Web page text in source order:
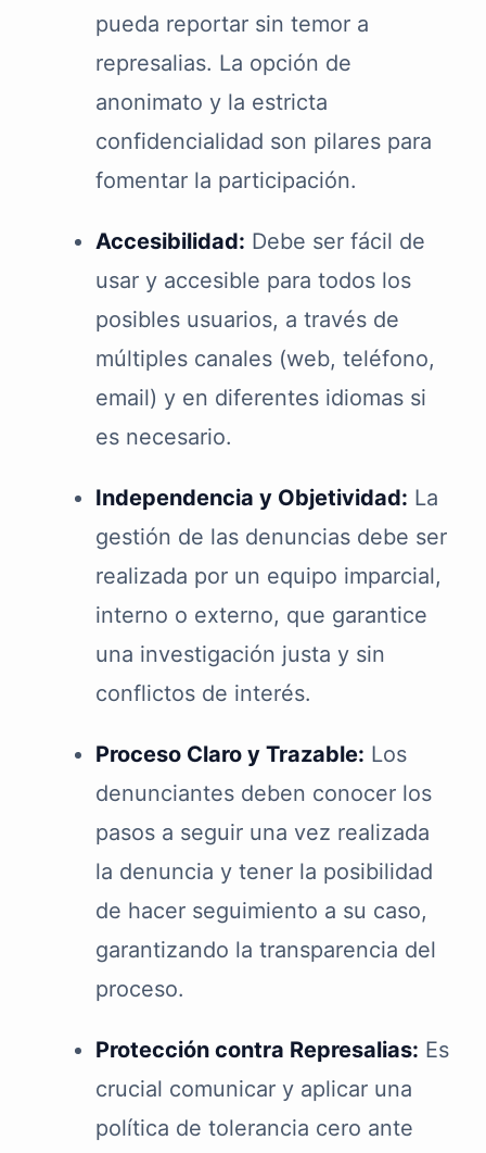
pueda reportar sin temor a
represalias. La opción de
anonimato y la estricta
confidencialidad son pilares para
fomentar la participación.
Accesibilidad: Debe ser fácil de
usar y accesible para todos los
posibles usuarios, a través de
múltiples canales (web, teléfono,
email) y en diferentes idiomas si
es necesario.
Independencia y Objetividad: La
gestión de las denuncias debe ser
realizada por un equipo imparcial,
interno o externo, que garantice
una investigación justa y sin
conflictos de interés.
Proceso Claro y Trazable: Los
denunciantes deben conocer los
pasos a seguir una vez realizada
la denuncia y tener la posibilidad
de hacer seguimiento a su caso,
garantizando la transparencia del
proceso.
Protección contra Represalias: Es
crucial comunicar y aplicar una
política de tolerancia cero ante